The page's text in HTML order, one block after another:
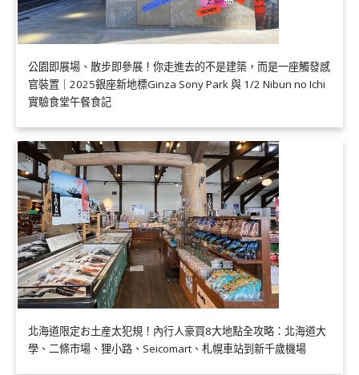
公園即展場、散步即參展！你走進去的不是建築，而是一座觸發感
官裝置｜2025銀座新地標Ginza Sony Park 與 1/2 Nibun no Ichi
實驗食堂午餐食記
北海道限定お土産太犯規！內行人豪買8大地點全攻略：北海道大
學、二條市場、狸小路、Seicomart、札幌車站到新千歲機場